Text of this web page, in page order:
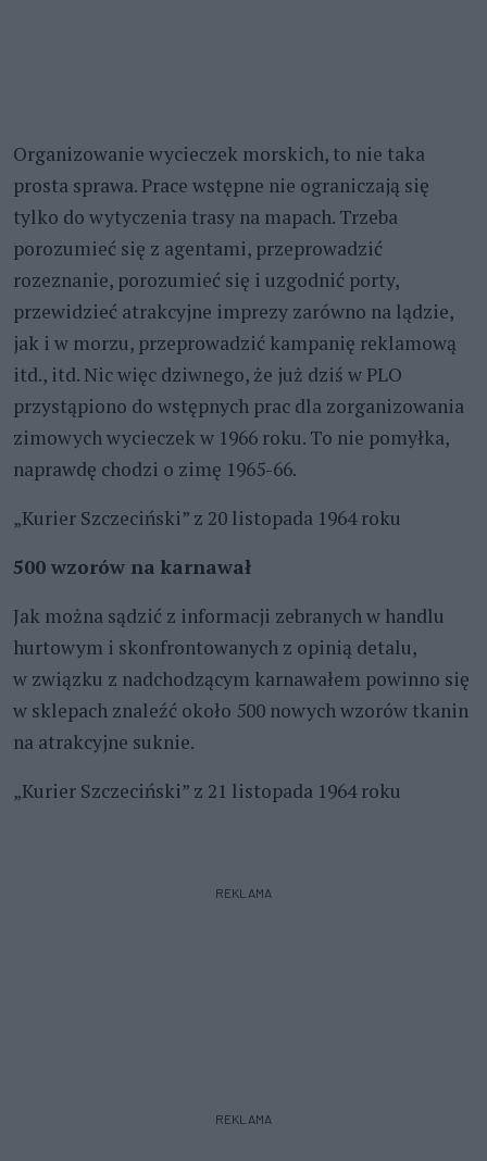
Organizowanie wycieczek morskich, to nie taka
prosta sprawa. Prace wstępne nie ograniczają się
tylko do wytyczenia trasy na mapach. Trzeba
porozumieć się z agentami, przeprowadzić
rozeznanie, porozumieć się i uzgodnić porty,
przewidzieć atrakcyjne imprezy zarówno na lądzie,
jak i w morzu, przeprowadzić kampanię reklamową
itd., itd. Nic więc dziwnego, że już dziś w PLO
przystąpiono do wstępnych prac dla zorganizowania
zimowych wycieczek w 1966 roku. To nie pomyłka,
naprawdę chodzi o zimę 1965-66.
„Kurier Szczeciński” z 20 listopada 1964 roku
500 wzorów na karnawał
Jak można sądzić z informacji zebranych w handlu
hurtowym i skonfrontowanych z opinią detalu,
w związku z nadchodzącym karnawałem powinno się
w sklepach znaleźć około 500 nowych wzorów tkanin
na atrakcyjne suknie.
„Kurier Szczeciński” z 21 listopada 1964 roku
REKLAMA
REKLAMA